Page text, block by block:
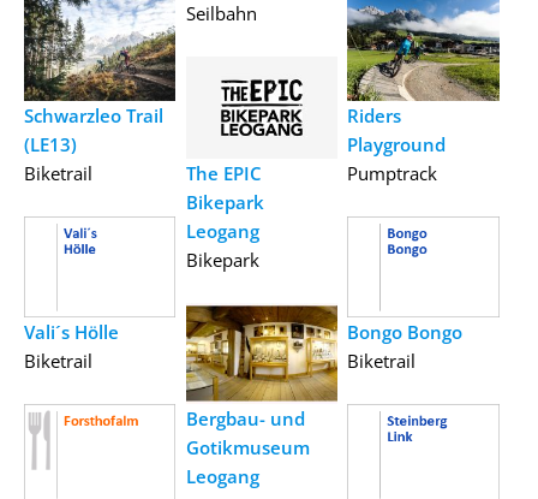
Schwarzleo Trail
(LE13)
Biketrail
Vali´s Hölle
Biketrail
Seilbahn
The EPIC
Bikepark
Leogang
Bikepark
Bergbau- und
Gotikmuseum
Leogang
Riders
Playground
Pumptrack
Bongo Bongo
Biketrail